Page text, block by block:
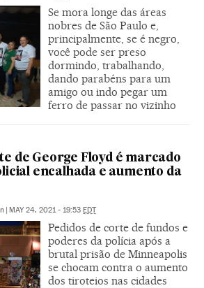
Se mora longe das áreas
nobres de São Paulo e,
principalmente, se é negro,
você pode ser preso
dormindo, trabalhando,
dando parabéns para um
amigo ou indo pegar um
ferro de passar no vizinho
de George Floyd é marcado
encalhada e aumento da
| MAY 24, 2021 - 19:53 EDT
Pedidos de corte de fundos e
poderes da polícia após a
brutal prisão de Minneapolis
se chocam contra o aumento
dos tiroteios nas cidades